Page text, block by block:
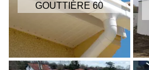
GOUTTIÈRE 60